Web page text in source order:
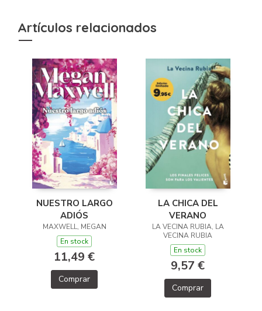
Artículos relacionados
NUESTRO LARGO
ADIÓS
MAXWELL, MEGAN
En stock
11,49 €
Comprar
LA CHICA DEL
VERANO
LA VECINA RUBIA, LA
VECINA RUBIA
En stock
9,57 €
Comprar